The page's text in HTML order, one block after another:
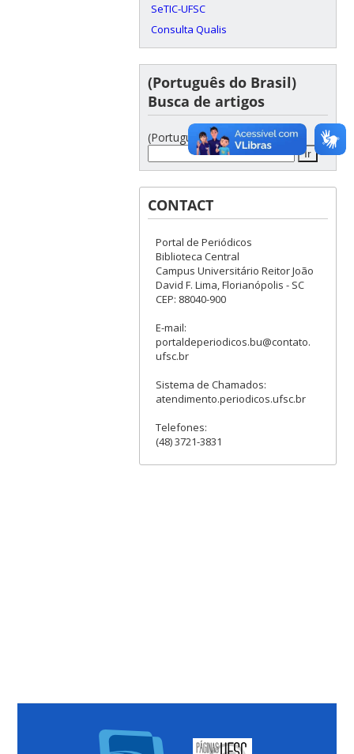
SeTIC-UFSC
Consulta Qualis
(Português do Brasil)
Busca de artigos
(Português do Brasil)
CONTACT
Portal de Periódicos
Biblioteca Central
Campus Universitário Reitor João
David F. Lima, Florianópolis - SC
CEP: 88040-900
E-mail:
portaldeperiodicos.bu@contato.
ufsc.br
Sistema de Chamados:
atendimento.periodicos.ufsc.br
Telefones:
(48) 3721-3831